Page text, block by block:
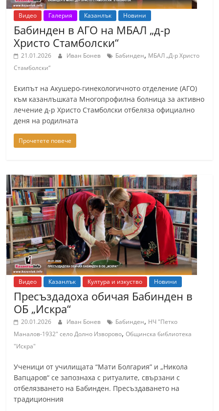
z
a
n
l
-
b
g
.
i
f
o
,
g
l
l
e
r
y
-
k
a
a
n
l
a
Видео Галерия Казанлък Новини
Бабинден в АГО на МБАЛ „д-р
Христо Стамболски“
21.01.2026 Иван Бонев Бабинден, МБАЛ „Д-р Христо
Стамболски“
Екипът на Акушеро-гинекологичното отделение (АГО)
към казанлъшката Многопрофилна болница за активно
лечение д-р Христо Стамболски отбеляза официално
деня на родилната
Прочетете повече
Видео Казанлък Култура и изкуство Новини
Пресъздадоха обичая Бабинден в
ОБ „Искра“
20.01.2026 Иван Бонев Бабинден, НЧ "Петко
Маналов-1932" село Долно Изворово,Общинска библиотека
"Искра"
Ученици от училищата “Мати Болгария” и „Никола
Вапцаров“ се запознаха с ритуалите, свързани с
отбелязването на Бабинден. Пресъздаването на
традиционния